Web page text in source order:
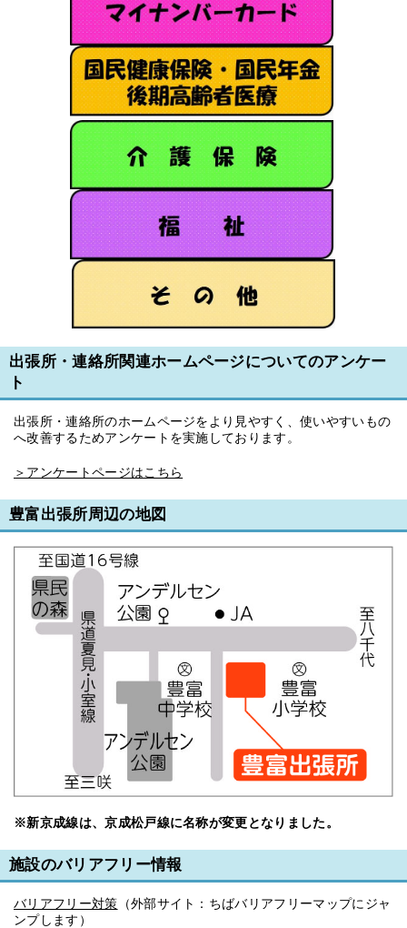
出張所・連絡所関連ホームページについてのアンケー
ト
出張所・連絡所のホームページをより見やすく、使いやすいもの
へ改善するためアンケートを実施しております。
＞アンケートページはこちら
豊富出張所周辺の地図
※新京成線は、京成松戸線に名称が変更となりました。
施設のバリアフリー情報
バリアフリー対策 （外部サイト：ちばバリアフリーマップにジャ
ンプします）